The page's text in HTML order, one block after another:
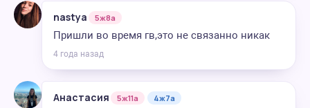
nastya 5ж8а
Пришли во время гв,это не связанно никак
4 года назад
Анастасия 5ж11а 4ж7а